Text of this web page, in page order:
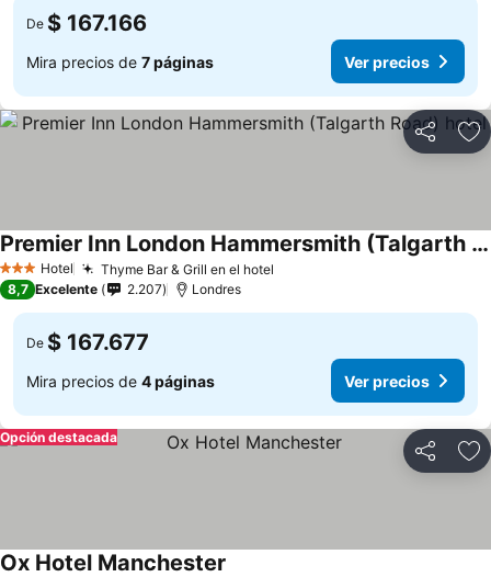
De $ 167.166
Mira precios de 7 páginas Ver precios
Compartir
3 Estrellas
Hotel Thyme Bar & Grill en el hotel
Premier Inn London Hammersmith (Talgarth Road) hotel
8,7 Excelente 2.207 Londres
De $ 167.677
Mira precios de 4 páginas Ver precios
Compartir
Opción destacada
Ox Hotel Manchester